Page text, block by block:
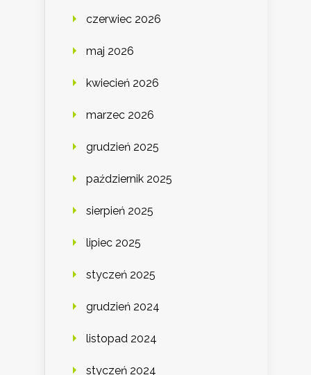
czerwiec 2026
maj 2026
kwiecień 2026
marzec 2026
grudzień 2025
październik 2025
sierpień 2025
lipiec 2025
styczeń 2025
grudzień 2024
listopad 2024
styczeń 2024